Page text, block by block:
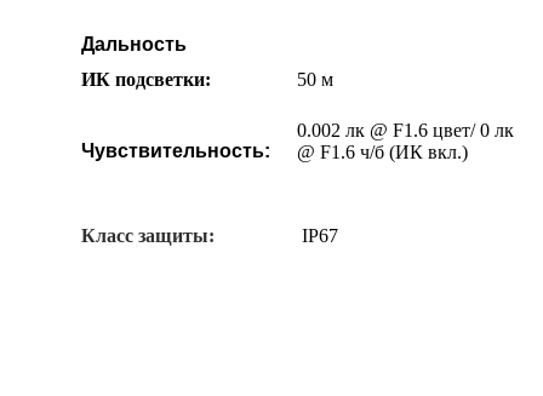
Дальность
ИК подсветки:
50 м
Чувствительность:
0.002 лк @ F1.6 цвет/ 0 лк
@ F1.6 ч/б (ИК вкл.)
Класс защиты: IP67